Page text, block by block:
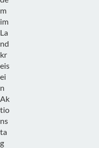
m
im
La
nd
kr
eis
ei
n
Ak
tio
ns
ta
g